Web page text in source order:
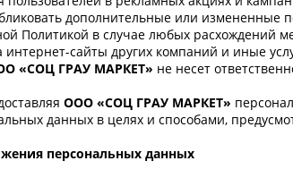
дополнительные или измененные
Политикой в случае любых расхождений
интернет-сайты других компаний и иные
«СОЦ ГРАУ МАРКЕТ» не несет
ООО «СОЦ ГРАУ МАРКЕТ»
данных в целях и способами,
персональных данных